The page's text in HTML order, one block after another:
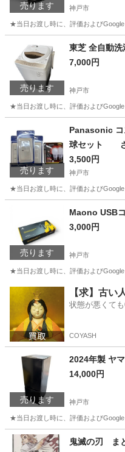
売ります 神戸市
★当日お渡し時に、評価および
その他
売ります
7,000円
神戸市
★当日お渡し時に、評価および
売ります
Panasonic コ
球セット
3,500円
神戸市
★当日お渡し時に、評価および
売ります
Maono USB
3,000円
神戸市
★当日お渡し時に、評価および
その他
【求】古い
状態が悪くて
COYASH
売ります
14,000円
神戸市
★当日お渡し時に、評価および
兵庫 神戸市 キッチン家電
鬼滅の刃 ま